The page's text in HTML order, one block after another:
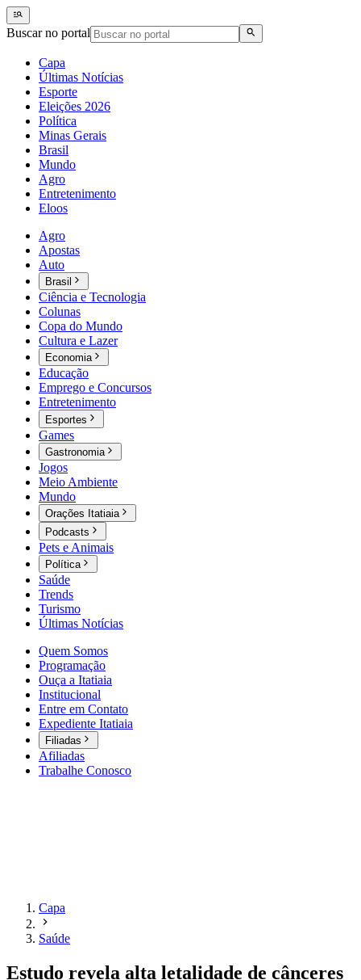
Buscar no portal
Capa
Últimas Notícias
Esporte
Eleições 2026
Política
Minas Gerais
Brasil
Mundo
Agro
Entretenimento
Eloos
Agro
Apostas
Auto
Brasil
Ciência e Tecnologia
Colunas
Copa do Mundo
Cultura e Lazer
Economia
Educação
Emprego e Concursos
Entretenimento
Esportes
Games
Gastronomia
Jogos
Meio Ambiente
Mundo
Orações Itatiaia
Podcasts
Pets e Animais
Política
Saúde
Trends
Turismo
Últimas Notícias
Quem Somos
Programação
Ouça a Itatiaia
Institucional
Entre em Contato
Expediente Itatiaia
Filiadas
Afiliadas
Trabalhe Conosco
Capa
Saúde
Estudo revela alta letalidade de cânceres